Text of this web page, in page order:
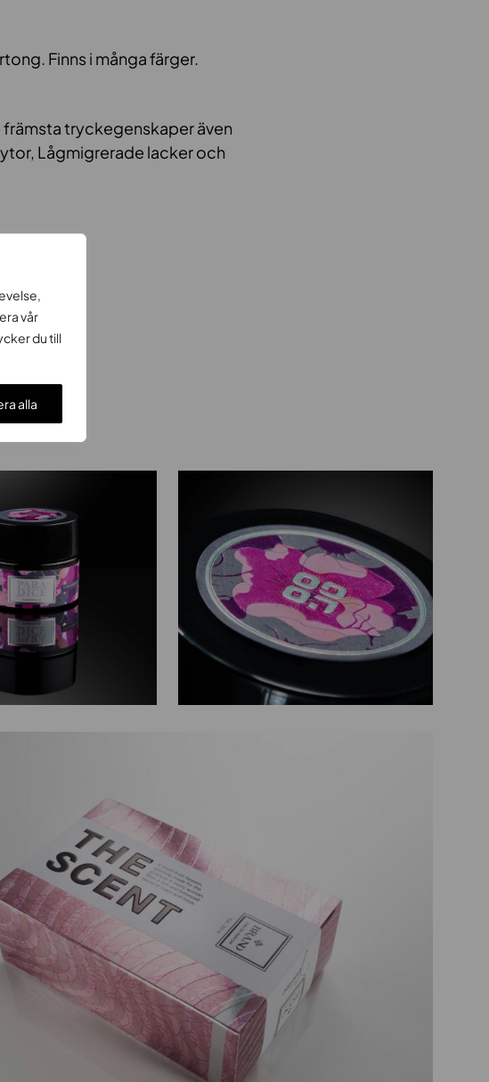
vår
du till
alla
Finns i många färger.
främsta tryckegenskaper även
Lågmigrerade lacker och